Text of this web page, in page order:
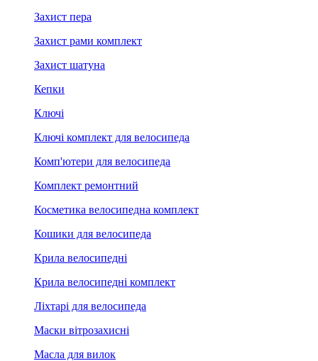
Захист пера
Захист рами комплект
Захист шатуна
Кепки
Ключі
Ключі комплект для велосипеда
Комп'ютери для велосипеда
Комплект ремонтний
Косметика велосипедна комплект
Кошики для велосипеда
Крила велосипедні
Крила велосипедні комплект
Ліхтарі для велосипеда
Маски вітрозахисні
Масла для вилок